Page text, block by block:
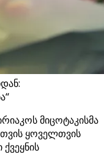
მიცოტაკისმა
ყოველთვის